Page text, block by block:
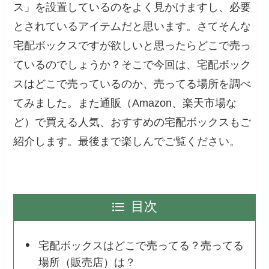
ス」を設置しているのをよく見かけますし、必要
とされているアイテムだと思います。さてそんな
宅配ボックスですが欲しいと思ったらどこで売っ
ているのでしょうか？そこで今回は、宅配ボック
スはどこで売っているのか、売ってる場所を調べ
てみました。また通販（Amazon、楽天市場な
ど）で買える人気、おすすめの宅配ボックスもご
紹介します。最後まで楽しんでご覧ください。
目次
宅配ボックスはどこで売ってる？売ってる
場所（販売店）は？